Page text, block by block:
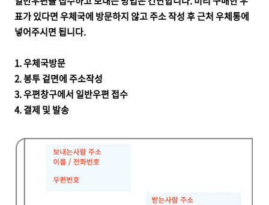
표가 있다면 우체국에 방문하지 않고 주소 작성 후 근처 우체통에
넣어주시면 됩니다.
1.우체국방문
2.봉투 겉면에 주소작성
3. 우편창구에서 일반우편 접수
4. 결제 및 발송